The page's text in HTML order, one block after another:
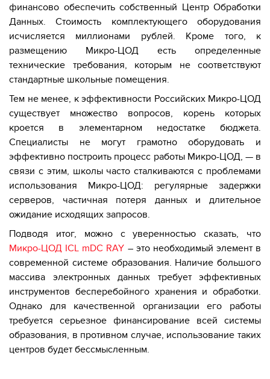
финансово обеспечить собственный Центр Обработки
Данных. Стоимость комплектующего оборудования
исчисляется миллионами рублей. Кроме того, к
размещению Микро-ЦОД есть определенные
технические требования, которым не соответствуют
стандартные школьные помещения.
Тем не менее, к эффективности Российских Микро-ЦОД
существует множество вопросов, корень которых
кроется в элементарном недостатке бюджета.
Специалисты не могут грамотно оборудовать и
эффективно построить процесс работы Микро-ЦОД, — в
связи с этим, школы часто сталкиваются с проблемами
использования Микро-ЦОД: регулярные задержки
серверов, частичная потеря данных и длительное
ожидание исходящих запросов.
Подводя итог, можно с уверенностью сказать, что
Микро-ЦОД ICL mDC RAY – это необходимый элемент в
современной системе образования. Наличие большого
массива электронных данных требует эффективных
инструментов бесперебойного хранения и обработки.
Однако для качественной организации его работы
требуется серьезное финансирование всей системы
образования, в противном случае, использование таких
центров будет бессмысленным.